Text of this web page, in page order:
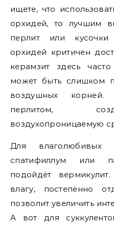
ищете, что
орхидей, то лучшим
перлит или
орхидей критичен
керамзит здесь
может быть слишком
воздушных
перлитом,
воздухопроницаемую
Для влаголюбивых
спатифиллум или
подойдёт
влагу, постепенно
позволит увеличить
А вот для